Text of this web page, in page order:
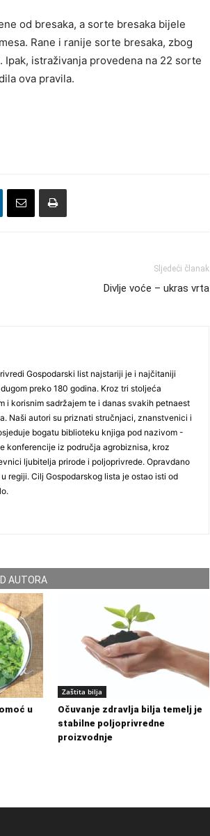
od bresaka, a sorte bresaka bijele
Rane i ranije sorte bresaka, zbog
istraživanja provedena na 22 sorte
ova pravila.
Sljedeći članak
Divlje voće – ukras vrta
Gospodarski list najstariji je i najčitaniji
preko 180 godina. Kroz tri stoljeća
i korisnim sadržajem te i danas svakih petnaest
Naši autori su priznati stručnjaci, znanstvenici i
bogatu biblioteku knjiga pod nazivom -
konferencije iz područja agrobiznisa, kroz
ljubitelja prirode i poljoprivrede. Opravdano
regiji. Cilj Gospodarskog lista je ostao isti od
AUTORA
u
Zaštita bilja
Očuvanje zdravlja bilja temelj je
stabilne poljoprivredne
proizvodnje